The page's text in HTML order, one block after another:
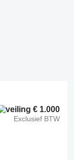
€ 1.000
Exclusief BTW